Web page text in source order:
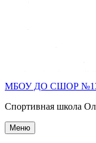
МБОУ ДО СШОР №13
Спортивная школа
Меню